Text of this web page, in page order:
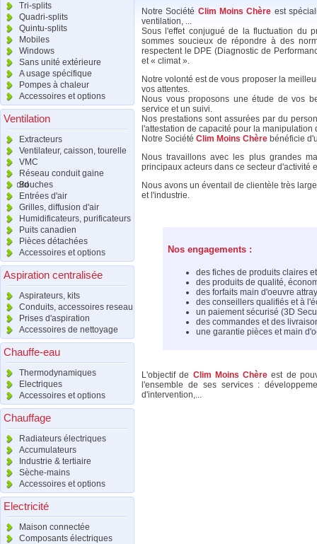
Tri-splits
Quadri-splits
Quintu-splits
Mobiles
Windows
Sans unité extérieure
A usage spécifique
Pompes à chaleur
Accessoires et options
Ventilation
Extracteurs
Ventilateur, caisson, tourelle
VMC
Réseau conduit gaine
raccordBouches
Entrées d'air
Grilles, diffusion d'air
Humidificateurs, purificateurs
Puits canadien
Pièces détachées
Accessoires et options
Aspiration centralisée
Aspirateurs, kits
Conduits, accessoires reseau
Prises d'aspiration
Accessoires de nettoyage
Chauffe-eau
Thermodynamiques
Electriques
Accessoires et options
Chauffage
Radiateurs électriques
Accumulateurs
Industrie & tertiaire
Sèche-mains
Accessoires et options
Electricité
Maison connectée
Composants électriques
Notre Société Clim Moins Chère est
ventilation, ...
Sous l'effet conjugué de la fluctuation du
sommes soucieux de répondre à des
respectent le DPE (Diagnostic de
et « climat ».
Notre volonté est de vous proposer la
vos attentes.
Nous vous proposons une étude de vos
service et un suivi.
Nos prestations sont assurées par du
l'attestation de capacité pour la
Notre Société Clim Moins Chère bénéficie
Nous travaillons avec les plus grandes
principaux acteurs dans ce secteur d'activité
Nous avons un éventail de clientèle très
et l'industrie.
Nos engagements :
des fiches de produits claires
des produits de qualité,
des forfaits main d'oeuvre
des conseillers qualifiés et à
un paiement sécurisé (3D
des commandes et des
une garantie pièces et main
L'objectif de Clim Moins Chère est de
l'ensemble de ses services :
d'intervention,...